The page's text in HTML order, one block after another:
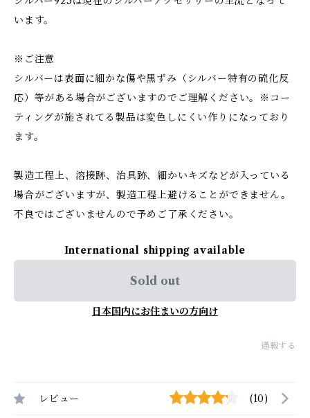
います。
※ご注意
シルバーは表面に細かな傷や黒ずみ（シルバー特有の硫化反
応）等がある場合がございますのでご理解ください。※コー
ティングが施されてる製品は変色しにくい作りになっており
ます。
製造工程上、溶接跡、治具跡、細かいキズなどが入っている
場合がございますが、製造工程上避けることができません。
不良ではございませんので予めご了承ください。
International shipping available
Sold out
日本国内にお住まいの方向け
通報する
レビュー (10)